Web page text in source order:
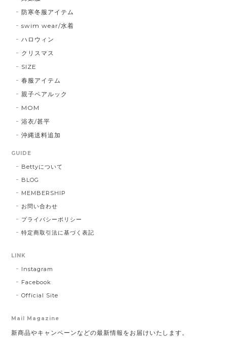
防寒冬服アイテム
swim wear/水着
ハロウィン
クリスマス
SIZE
春服アイテム
親子ペアルック
MOM
浴衣/甚平
沖縄送料追加
GUIDE
Bettyについて
BLOG
MEMBERSHIP
お問い合わせ
プライバシーポリシー
特定商取引法に基づく表記
LINK
Instagram
Facebook
Official Site
Mail Magazine
新商品やキャンペーンなどの最新情報をお届けいたします。